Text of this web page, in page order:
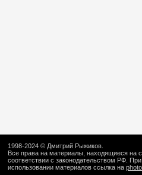
1998-2024 © Дмитрий Рыжиков
Все права на материалы, находящиеся на
соответствии с законодательством РФ.
использовании материалов ссылка на